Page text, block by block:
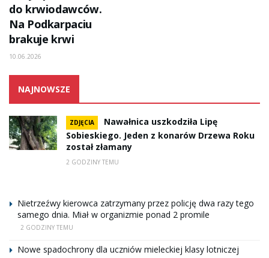
do krwiodawców.
Na Podkarpaciu
brakuje krwi
10.06.2026
NAJNOWSZE
ZDJĘCIA
Nawałnica uszkodziła Lipę
Sobieskiego. Jeden z konarów Drzewa Roku
został złamany
2 GODZINY TEMU
Nietrzeźwy kierowca zatrzymany przez policję dwa razy tego
samego dnia. Miał w organizmie ponad 2 promile
2 GODZINY TEMU
Nowe spadochrony dla uczniów mieleckiej klasy lotniczej